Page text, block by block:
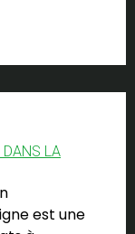
DANS LA
est une